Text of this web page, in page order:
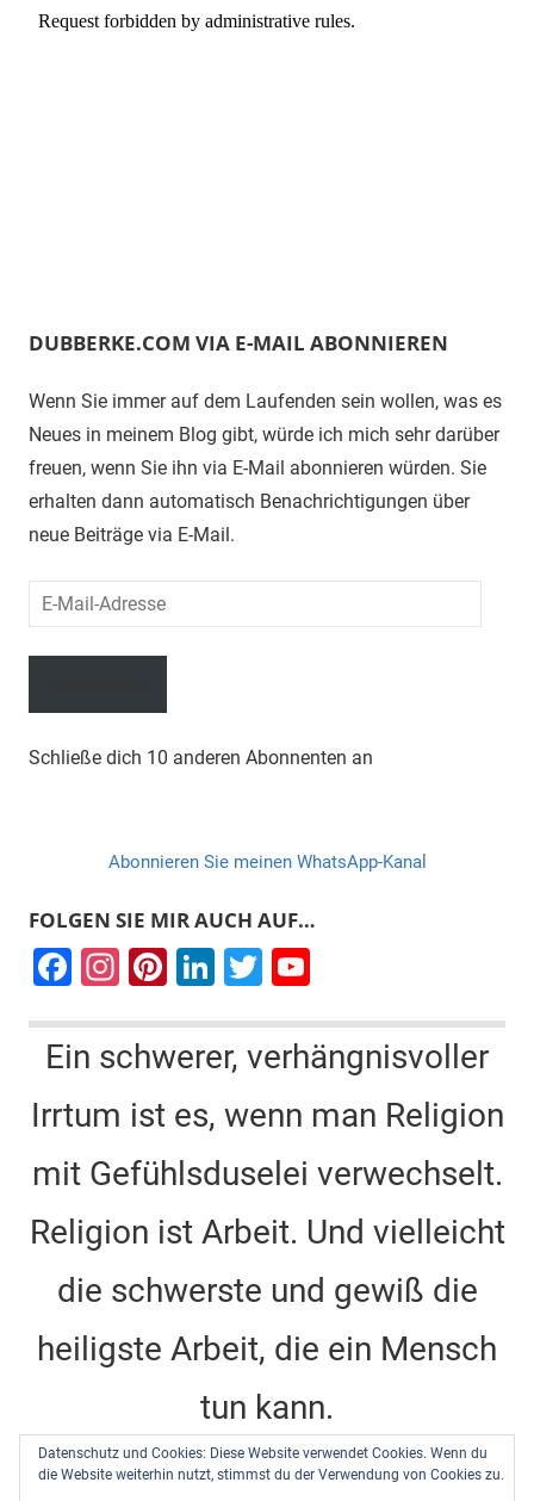
DUBBERKE.COM VIA E-MAIL ABONNIEREN
Wenn Sie immer auf dem Laufenden sein wollen, was es
Neues in meinem Blog gibt, würde ich mich sehr darüber
freuen, wenn Sie ihn via E-Mail abonnieren würden. Sie
erhalten dann automatisch Benachrichtigungen über
neue Beiträge via E-Mail.
Mail-
Adresse
Schließe dich 10 anderen Abonnenten an
Abonnieren Sie meinen WhatsApp-Kanal
FOLGEN SIE MIR AUCH AUF…
F
c
e
b
o
o
k
In
a
gr
a
m
Pi
er
e
st
Li
k
e
dI
n
T
tt
er
u
T
u
b
e
C
h
a
n
el
Ein schwerer, verhängnisvoller
Irrtum ist es, wenn man Religion
mit Gefühlsduselei verwechselt.
Religion ist Arbeit. Und vielleicht
die schwerste und gewiß die
heiligste Arbeit, die ein Mensch
tun kann.
Dietrich Bonhoeffer -Barcelona, Berlin, Amerika
Datenschutz und Cookies: Diese Website verwendet Cookies. Wenn du
die Website weiterhin nutzt, stimmst du der Verwendung von Cookies zu.